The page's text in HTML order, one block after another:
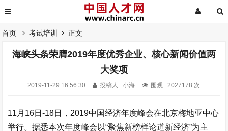
首页 考试培训 正文
海峡头条荣膺2019年度优秀企业、核心新闻价值两
大奖项
2019-11-29 16:56:30 投稿人 : 小海 围观 : 2027178 次
11月16日-18日，2019中国经济年度峰会在北京梅地亚中心
举行。据悉本次年度峰会以“聚焦新榜样论道新经济”为主